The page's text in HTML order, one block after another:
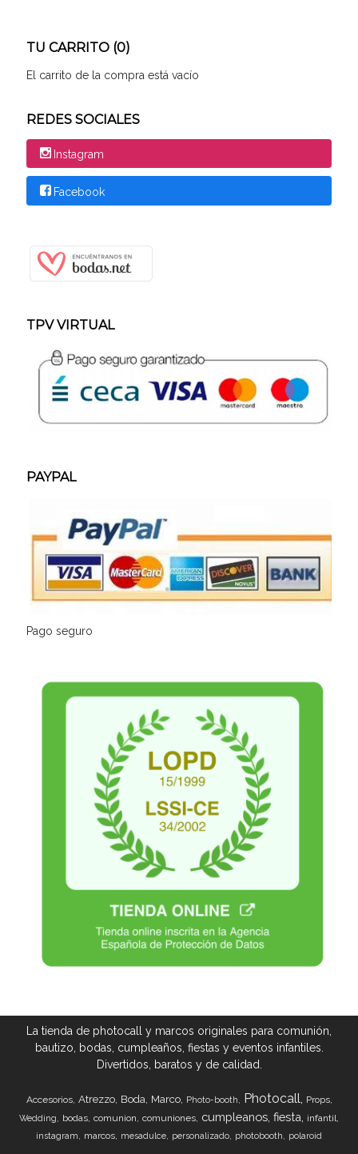
TU CARRITO (0)
El carrito de la compra está vacío
REDES SOCIALES
Instagram
Facebook
TPV VIRTUAL
PAYPAL
Pago seguro
La tienda de photocall y marcos originales para comunión,
bautizo, bodas, cumpleaños, fiestas y eventos infantiles.
Divertidos, baratos y de calidad.
Accesorios Atrezzo Boda Marco Photo-booth Photocall Props
Wedding bodas comunion comuniones cumpleanos fiesta infantil
instagram marcos mesadulce personalizado photobooth polaroid